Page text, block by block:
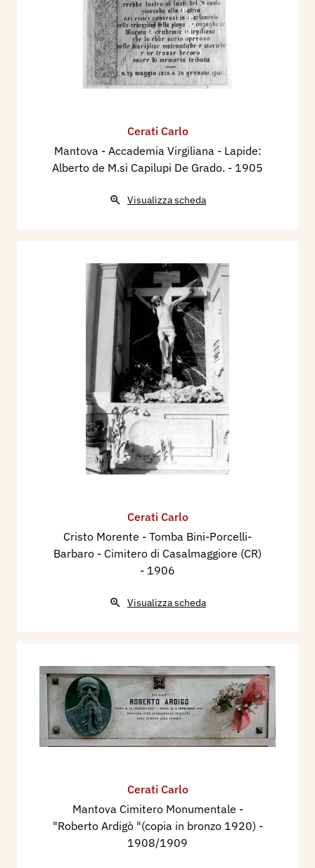
Cerati Carlo
Mantova - Accademia Virgiliana - Lapide:
Alberto de M.si Capilupi De Grado. - 1905
Visualizza scheda
Cerati Carlo
Cristo Morente - Tomba Bini-Porcelli-
Barbaro - Cimitero di Casalmaggiore (CR)
- 1906
Visualizza scheda
Cerati Carlo
Mantova Cimitero Monumentale -
"Roberto Ardigò "(copia in bronzo 1920) -
1908/1909